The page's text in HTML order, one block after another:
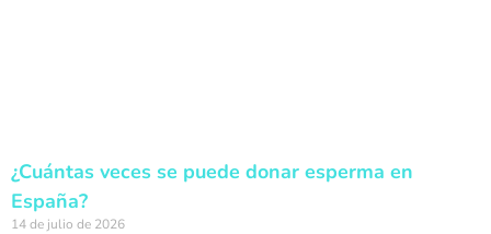
¿Cuántas veces se puede donar esperma en
España?
14 de julio de 2026